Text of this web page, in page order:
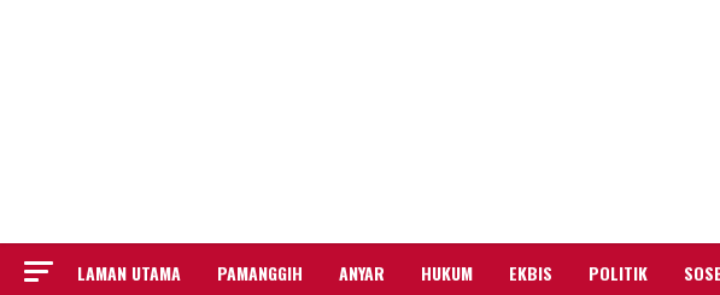
LAMAN UTAMA PAMANGGIH ANYAR HUKUM EKBIS POLITIK